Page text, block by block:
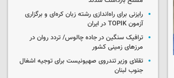
رایزنی برای راه‌اندازی رشته زبان کره‌ای و برگزاری
آزمون TOPIK در ایران
ترافیک سنگین در جاده چالوس/ تردد روان در
مرزهای زمینی کشور
تقلای وزیر تندروی صهیونیست برای توجیه اشغال
جنوب لبنان